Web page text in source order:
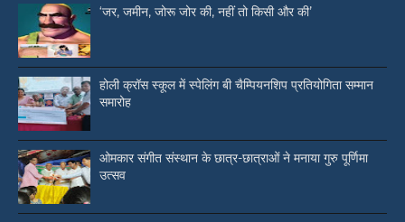
‘जर, जमीन, जोरू जोर की, नहीं तो किसी और की’
होली क्रॉस स्कूल में स्पेलिंग बी चैम्पियनशिप प्रतियोगिता सम्मान
समारोह
ओमकार संगीत संस्थान के छात्र-छात्राओं ने मनाया गुरु पूर्णिमा
उत्सव